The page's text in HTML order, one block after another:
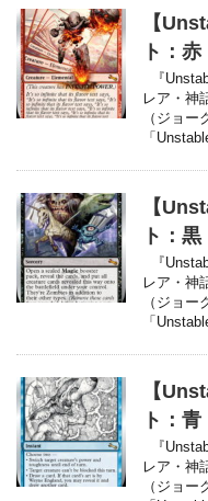
【
ト：
『
レア・神
（ジョ
「
【
ト：
『
レア・神
（ジョ
「
【
ト：
『
レア・神
（ジョ